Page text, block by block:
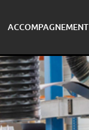
ACCOMPAGNEMENT